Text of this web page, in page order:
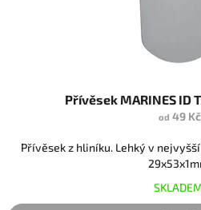
Přívěsek MARINES ID
od 49 Kč
Přívěsek z hliníku. Lehký v